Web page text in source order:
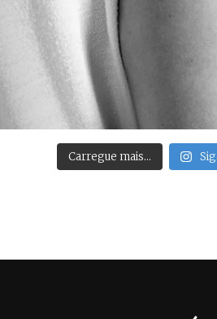
Carregue mais…